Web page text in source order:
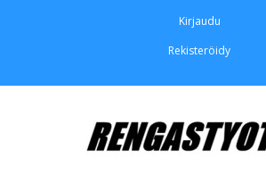
Kirjaudu
Rekisteröidy